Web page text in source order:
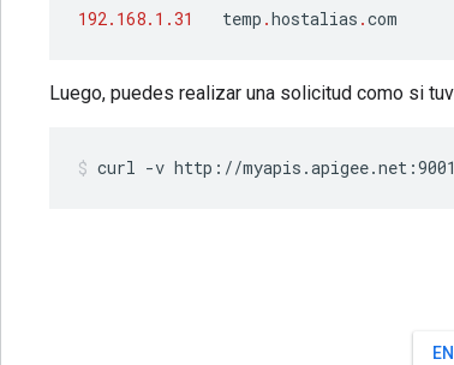
192.168.1.31 temp .hostalias .com
Luego, puedes realizar una solicitud como si
curl -v http://